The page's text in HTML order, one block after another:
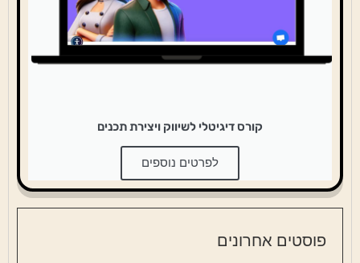
קורס דיגיטלי לשיווק ויצירת תכנים
לפרטים נוספים
פוסטים אחרונים